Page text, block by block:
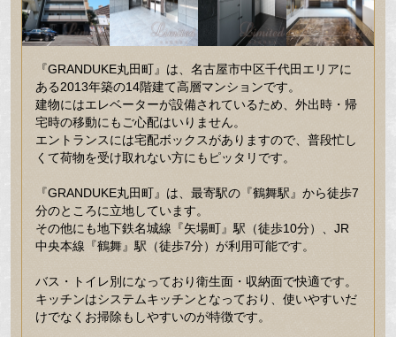
『GRANDUKE丸田町』は、名古屋市中区千代田エリアに
ある2013年築の14階建て高層マンションです。
建物にはエレベーターが設備されているため、外出時・帰
宅時の移動にもご心配はいりません。
エントランスには宅配ボックスがありますので、普段忙し
くて荷物を受け取れない方にもピッタリです。
『GRANDUKE丸田町』は、最寄駅の『鶴舞駅』から徒歩7
分のところに立地しています。
その他にも地下鉄名城線『矢場町』駅（徒歩10分）、JR
中央本線『鶴舞』駅（徒歩7分）が利用可能です。
バス・トイレ別になっており衛生面・収納面で快適です。
キッチンはシステムキッチンとなっており、使いやすいだ
けでなくお掃除もしやすいのが特徴です。